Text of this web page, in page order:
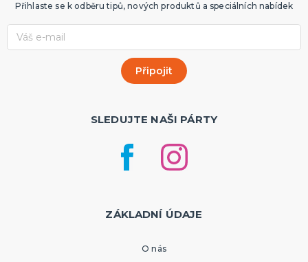
Přihlaste se k odběru tipů, nových produktů a speciálních nabídek
SLEDUJTE NAŠI PÁRTY
ZÁKLADNÍ ÚDAJE
O nás